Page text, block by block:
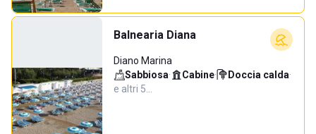
Balnearia Diana
Diano Marina
Sabbiosa· Cabine· Doccia calda·
e altri 5…